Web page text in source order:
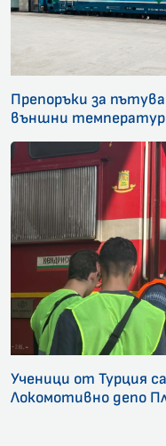
Препоръки за
външни
Ученици от Турция
Локомотивно депо